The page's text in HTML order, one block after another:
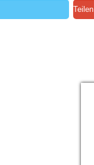
Teilen